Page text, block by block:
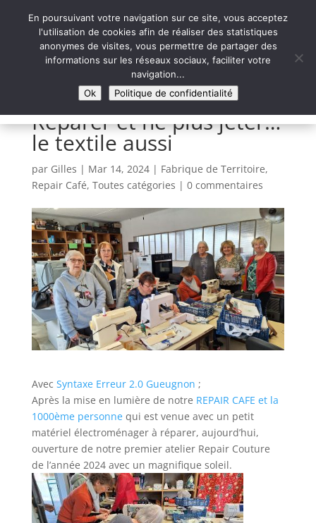
Syntaxe Erreur 2.0
LE NUMÉRIQUE SOLIDAIRE
Réparer et ne plus jeter…
le textile aussi
par Gilles | Mar 14, 2024| Fabrique de Territoire,
Repair Café, Toutes catégories | 0 commentaires
Avec Syntaxe Erreur 2.0 Gueugnon ;
Après la mise en lumière de notre REPAIR CAFE et la
1000ème personnequi est venue avec un petit
matériel électroménager à réparer, aujourd’hui,
ouverture de notre premier atelier Repair Couture
de l’année 2024 avec un magnifique soleil.
En poursuivant votre navigation sur ce site, vous acceptez
l'utilisation de cookies afin de réaliser des statistiques
anonymes de visites, vous permettre de partager des
informations sur les réseaux sociaux, faciliter votre
navigation...
Ok
Politique de confidentialité